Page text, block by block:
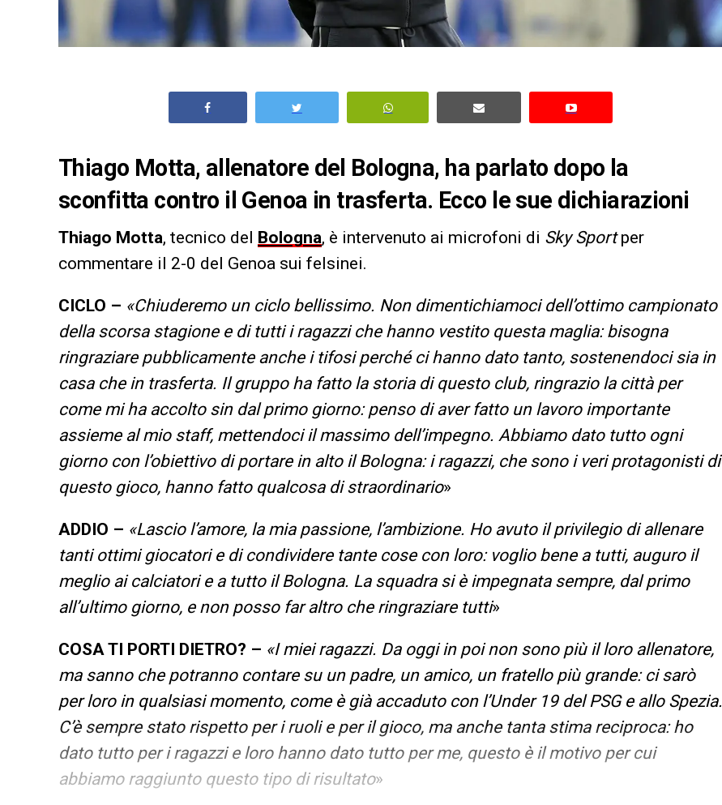
Thiago Motta, allenatore del Bologna, ha parlato dopo la
sconfitta contro il Genoa in trasferta. Ecco le sue dichiarazioni
Thiago Motta, tecnico del Bologna, è intervenuto ai microfoni di Sky Sportper
commentare il 2-0 del Genoa sui felsinei.
CICLO – «Chiuderemo un ciclo bellissimo. Non dimentichiamoci dell’ottimo campionato
della scorsa stagione e di tutti i ragazzi che hanno vestito questa maglia: bisogna
ringraziare pubblicamente anche i tifosi perché ci hanno dato tanto, sostenendoci sia in
casa che in trasferta. Il gruppo ha fatto la storia di questo club, ringrazio la città per
come mi ha accolto sin dal primo giorno: penso di aver fatto un lavoro importante
assieme al mio staff, mettendoci il massimo dell’impegno. Abbiamo dato tutto ogni
giorno con l’obiettivo di portare in alto il Bologna: i ragazzi, che sono i veri protagonisti di
questo gioco, hanno fatto qualcosa di straordinario»
ADDIO – «Lascio l’amore, la mia passione, l’ambizione. Ho avuto il privilegio di allenare
tanti ottimi giocatori e di condividere tante cose con loro: voglio bene a tutti, auguro il
meglio ai calciatori e a tutto il Bologna. La squadra si è impegnata sempre, dal primo
all’ultimo giorno, e non posso far altro che ringraziare tutti»
COSA TI PORTI DIETRO? – «I miei ragazzi. Da oggi in poi non sono più il loro allenatore,
ma sanno che potranno contare su un padre, un amico, un fratello più grande: ci sarò
per loro in qualsiasi momento, come è già accaduto con l’Under 19 del PSG e allo Spezia.
C’è sempre stato rispetto per i ruoli e per il gioco, ma anche tanta stima reciproca: ho
dato tutto per i ragazzi e loro hanno dato tutto per me, questo è il motivo per cui
abbiamo raggiunto questo tipo di risultato»